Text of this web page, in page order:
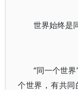
世界始终是
“同一个世
个世界，有共